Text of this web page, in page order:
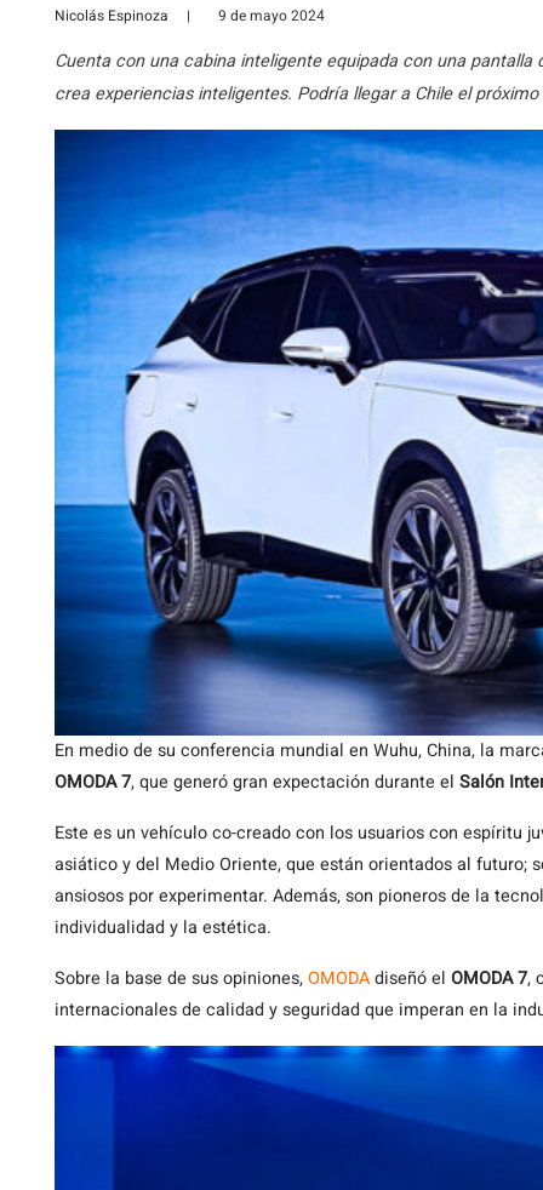
Nicolás Espinoza | 9 de mayo 2024
Cuenta con una cabina inteligente equipada con una
crea experiencias inteligentes. Podría llegar a Chile el próximo
En medio de su conferencia mundial en Wuhu, China, la
OMODA 7, que generó gran expectación durante el Salón
Este es un vehículo co-creado con los usuarios con espíritu
asiático y del Medio Oriente, que están orientados al futuro;
ansiosos por experimentar. Además, son pioneros de la
individualidad y la estética.
Sobre la base de sus opiniones,OMODAdiseñó el OMODA 7,
internacionales de calidad y seguridad que imperan en la